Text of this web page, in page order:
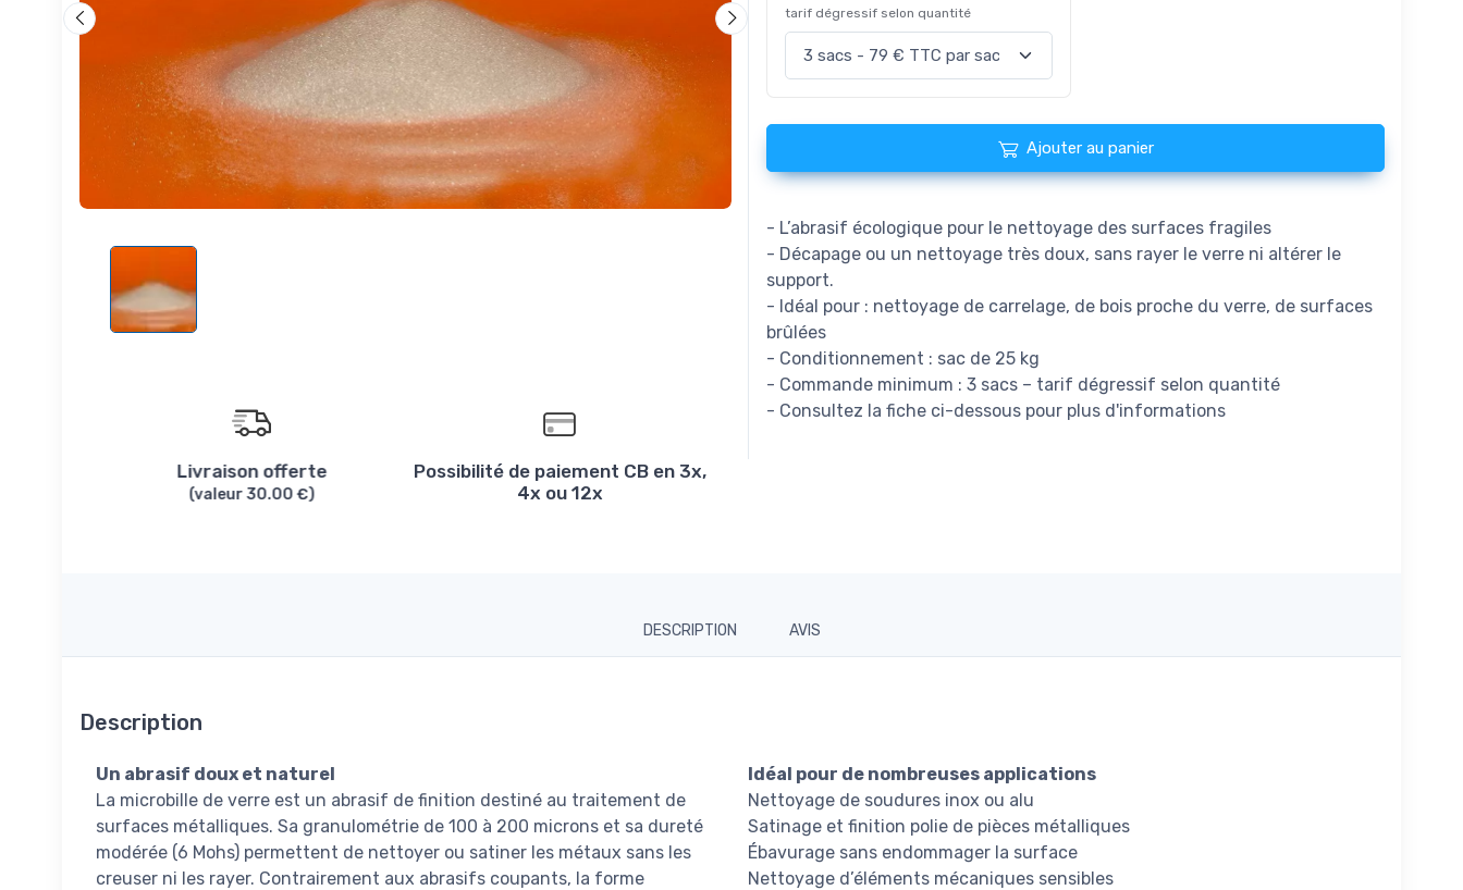
Livraison offerte
(valeur 30.00 €)
Possibilité de paiement CB en 3x,
4x ou 12x
tarif dégressif selon quantité
Ajouter au panier
- L’abrasif écologique pour le nettoyage des surfaces fragiles
- Décapage ou un nettoyage très doux, sans rayer le verre ni altérer le
support.
- Idéal pour : nettoyage de carrelage, de bois proche du verre, de surfaces
brûlées
- Conditionnement : sac de 25 kg
- Commande minimum : 3 sacs – tarif dégressif selon quantité
- Consultez la fiche ci-dessous pour plus d'informations
DESCRIPTION AVIS
Description
Un abrasif doux et naturel
La microbille de verre est un abrasif de finition destiné au traitement de
surfaces métalliques. Sa granulométrie de 100 à 200 microns et sa dureté
modérée (6 Mohs) permettent de nettoyer ou satiner les métaux sans les
creuser ni les rayer. Contrairement aux abrasifs coupants, la forme
Idéal pour de nombreuses applications
Nettoyage de soudures inox ou alu
Satinage et finition polie de pièces métalliques
Ébavurage sans endommager la surface
Nettoyage d’éléments mécaniques sensibles